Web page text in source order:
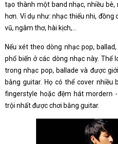
tạo thành một band nhạc, nhiều
hơn. Ví dụ như: nhạc thiếu nhi, đồng
vũ, ngâm thơ, hài kịch,…
Nếu xét theo dòng nhạc pop,
phổ biến ở các dòng nhạc này. Thể
trong nhạc pop, ballade và được
bằng guitar. Họ có thể cover nhiều
fingerstyle hoặc đệm hát mordern
trội nhất được chơi bằng guitar.